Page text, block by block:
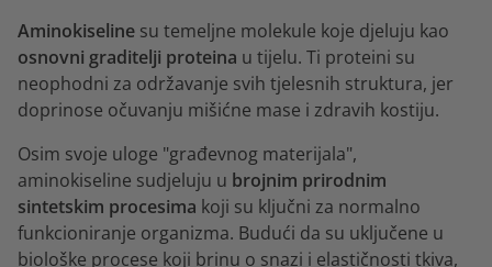
Aminokiseline su temeljne molekule koje djeluju kao
osnovni graditelji proteina u tijelu. Ti proteini su
neophodni za održavanje svih tjelesnih struktura, jer
doprinose očuvanju mišićne mase i zdravih kostiju.
Osim svoje uloge "građevnog materijala",
aminokiseline sudjeluju u brojnim prirodnim
sintetskim procesima koji su ključni za normalno
funkcioniranje organizma. Budući da su uključene u
biološke procese koji brinu o snazi i elastičnosti tkiva,